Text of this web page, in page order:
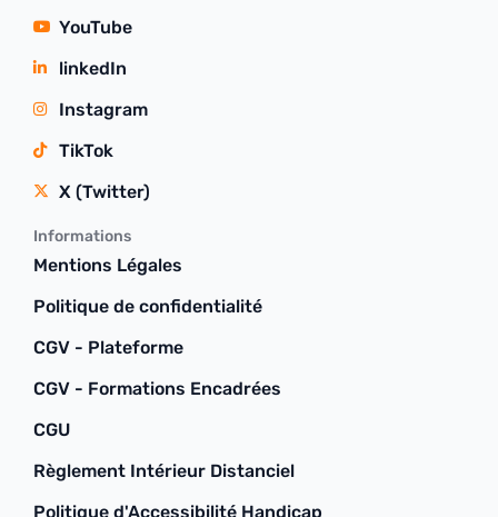
YouTube
linkedIn
Instagram
TikTok
X (Twitter)
Informations
Mentions Légales
Politique de confidentialité
CGV - Plateforme
CGV - Formations Encadrées
CGU
Règlement Intérieur Distanciel
Politique d'Accessibilité Handicap